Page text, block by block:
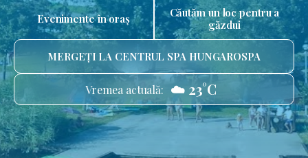
Evenimente în oraș
Căutăm un loc pentru a
găzdui
MERGEȚI LA CENTRUL SPA HUNGAROSPA
Vremea actuală: ☁️ 23°C